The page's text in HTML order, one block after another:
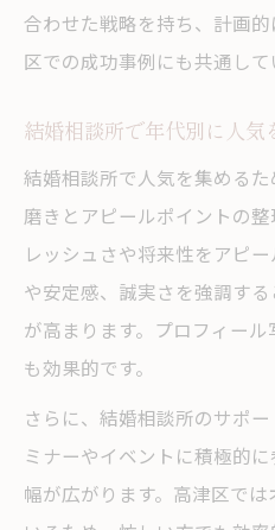
合わせた戦略を持ち、計画
区での成功事例にも共通して
結婚相談所で年代別に人気
結婚相談所で人気を集める
磨きとアピールポイントの
レッシュさや将来性をアピ
や安定感、誠実さを強調す
が高まります。プロフィー
も効果的です。
さらに、結婚相談所のサポ
ミナーやイベントに積極的
幅が広がります。高津区で